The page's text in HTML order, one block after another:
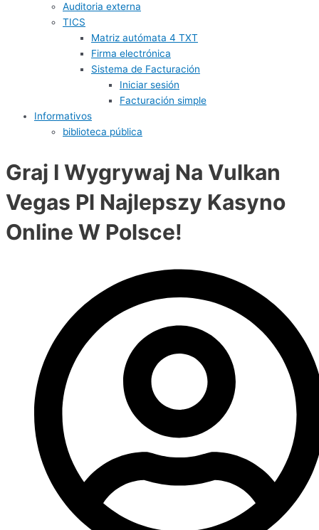
Auditoria externa
TICS
Matriz autómata 4 TXT
Firma electrónica
Sistema de Facturación
Iniciar sesión
Facturación simple
Informativos
biblioteca pública
Graj I Wygrywaj Na Vulkan
Vegas Pl Najlepszy Kasyno
Online W Polsce!